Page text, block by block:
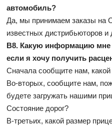
автомобиль?
Да, мы принимаем заказы на
известных дистрибьюторов и
В8. Какую информацию мне
если я хочу получить
Сначала сообщите нам,
Во-вторых, сообщите нам,
будете загружать нашими
Состояние дорог?
В-третьих, какой размер